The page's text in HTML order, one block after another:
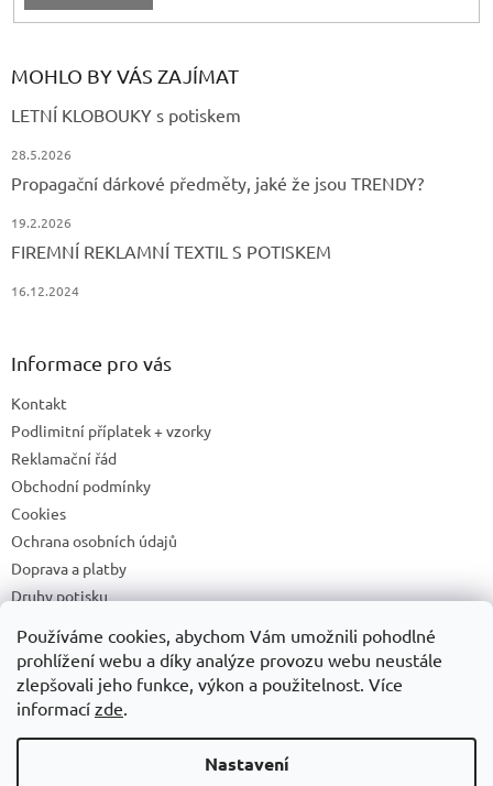
Používáme cookies, abychom Vám umožnili pohodlné
prohlížení webu a díky analýze provozu webu neustále
zlepšovali jeho funkce, výkon a použitelnost. Více
informací zde.
Nastavení
MOHLO BY VÁS ZAJÍMAT
LETNÍ KLOBOUKY s potiskem
28.5.2026
Propagační dárkové předměty, jaké že jsou TRENDY?
19.2.2026
FIREMNÍ REKLAMNÍ TEXTIL S POTISKEM
16.12.2024
Informace pro vás
Kontakt
Podlimitní příplatek + vzorky
Reklamační řád
Obchodní podmínky
Cookies
Ochrana osobních údajů
Doprava a platby
Druhy potisku
Recyklační příspěvky a zpětný odběr elektrozařízení/baterií